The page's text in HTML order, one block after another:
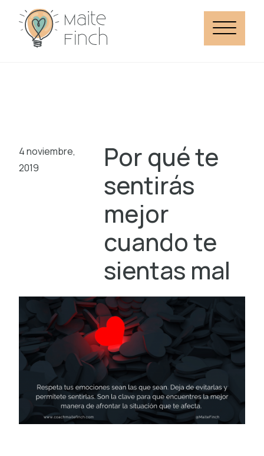
4 noviembre,
2019
Por qué te
sentirás
mejor
cuando te
sientas mal